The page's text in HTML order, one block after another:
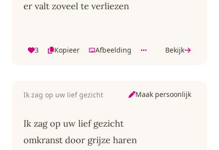
er valt zoveel te verliezen
3 Kopieer Afbeelding Bekijk
Ik zag op uw lief gezicht Maak persoonlijk
Ik zag op uw lief gezicht
omkranst door grijze haren